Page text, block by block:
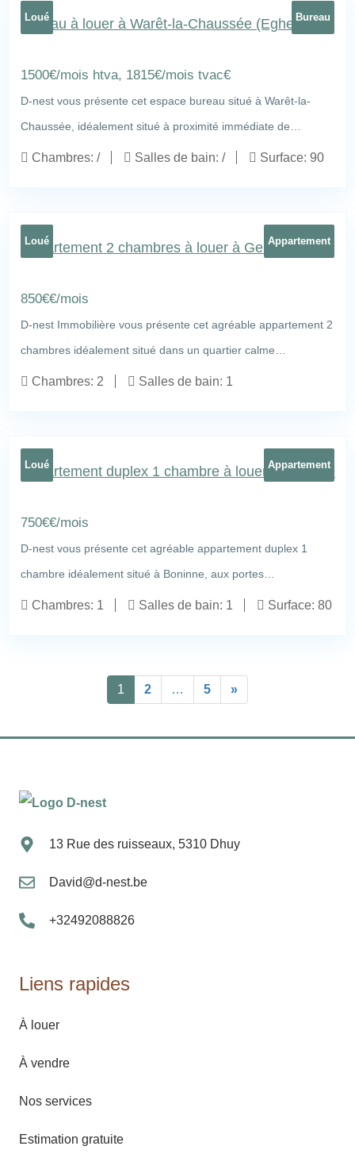
Loué Bureau
Bureau à louer à Warêt-la-Chaussée (Eghezée)
1500€/mois htva, 1815€/mois tvac€
D-nest vous présente cet espace bureau situé à Warêt-la-
Chaussée, idéalement situé à proximité immédiate de…
Chambres: / Salles de bain: / Surface: 90
Loué Appartement
Appartement 2 chambres à louer à Gembloux
850€€/mois
D-nest Immobilière vous présente cet agréable appartement 2
chambres idéalement situé dans un quartier calme…
Chambres: 2 Salles de bain: 1
Loué Appartement
Appartement duplex 1 chambre à louer à Boninne
750€€/mois
D-nest vous présente cet agréable appartement duplex 1
chambre idéalement situé à Boninne, aux portes…
Chambres: 1 Salles de bain: 1 Surface: 80
1 2 … 5 »
13 Rue des ruisseaux, 5310 Dhuy
David@d-nest.be
+32492088826
Liens rapides
À louer
À vendre
Nos services
Estimation gratuite